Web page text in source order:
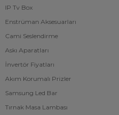
IP Tv Box
Enstrüman Aksesuarları
Cami Seslendirme
Askı Aparatları
İnvertör Fiyatları
Akım Korumalı Prizler
Samsung Led Bar
Tırnak Masa Lambası